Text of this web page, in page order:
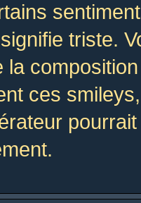
triste.
la
ces